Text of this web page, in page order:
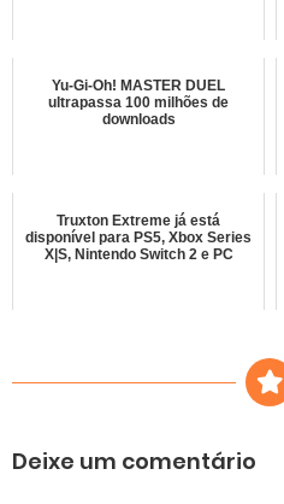
Yu-Gi-Oh! MASTER DUEL
ultrapassa 100 milhões de
downloads
Truxton Extreme já está
disponível para PS5, Xbox Series
X|S, Nintendo Switch 2 e PC
Deixe um comentário